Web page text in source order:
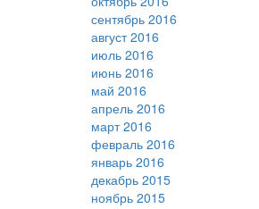
сентябрь 2016
август 2016
июль 2016
июнь 2016
май 2016
апрель 2016
март 2016
февраль 2016
январь 2016
декабрь 2015
ноябрь 2015